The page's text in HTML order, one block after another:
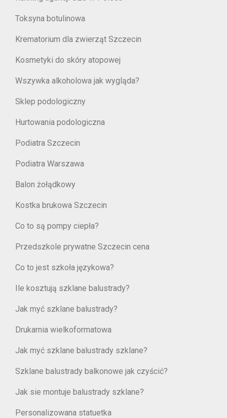
Toksyna botulinowa
Krematorium dla zwierząt Szczecin
Kosmetyki do skóry atopowej
Wszywka alkoholowa jak wygląda?
Sklep podologiczny
Hurtowania podologiczna
Podiatra Szczecin
Podiatra Warszawa
Balon żołądkowy
Kostka brukowa Szczecin
Co to są pompy ciepła?
Przedszkole prywatne Szczecin cena
Co to jest szkoła językowa?
Ile kosztują szklane balustrady?
Jak myć szklane balustrady?
Drukarnia wielkoformatowa
Jak myć szklane balustrady szklane?
Szklane balustrady balkonowe jak czyścić?
Jak sie montuje balustrady szklane?
Personalizowana statuetka